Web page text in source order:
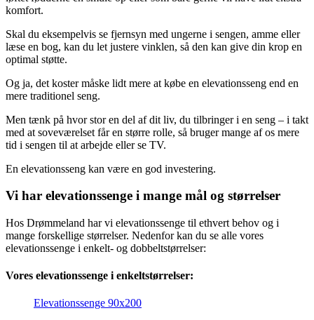
komfort.
Skal du eksempelvis se fjernsyn med ungerne i sengen, amme eller
læse en bog, kan du let justere vinklen, så den kan give din krop en
optimal støtte.
Og ja, det koster måske lidt mere at købe en elevationsseng end en
mere traditionel seng.
Men tænk på hvor stor en del af dit liv, du tilbringer i en seng – i takt
med at soveværelset får en større rolle, så bruger mange af os mere
tid i sengen til at arbejde eller se TV.
En elevationsseng kan være en god investering.
Vi har elevationssenge i mange mål og størrelser
Hos Drømmeland har vi elevationssenge til ethvert behov og i
mange forskellige størrelser. Nedenfor kan du se alle vores
elevationssenge i enkelt- og dobbeltstørrelser:
Vores elevationssenge i enkeltstørrelser:
Elevationssenge 90x200